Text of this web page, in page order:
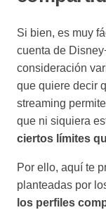
Si bien, es muy
cuenta de
consideración
que quiere decir
streaming
que ni siquiera
ciertos límites
Por ello, aquí te
planteadas por
los perfiles